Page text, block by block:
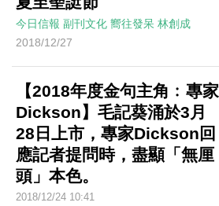
今日信報 副刊文化 嚮往發呆 林創成
2018/12/27
【2018年度金句主角﹕專家
Dickson】毛記葵涌於3月
28日上市，專家Dickson回
應記者提問時，盡顯「無厘
頭」本色。
2018/12/24 10:41